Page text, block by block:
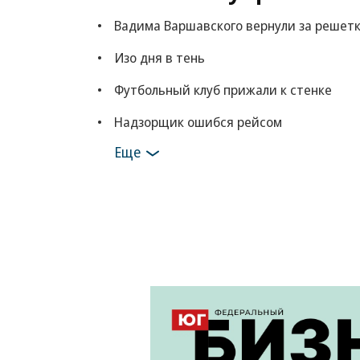
Вадима Варшавского вернули за
Изо дня в тень
Футбольный клуб прижали к стенке
Надзорщик ошибся рейсом
Еще